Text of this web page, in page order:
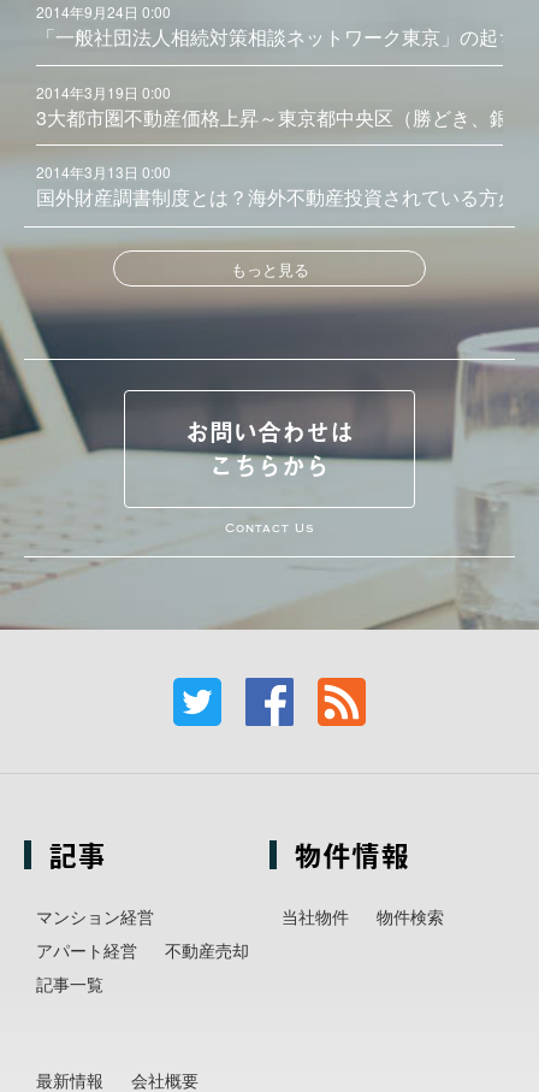
2014年9月24日 0:00
「一般社団法人相続対策相談ネットワーク東京」の起ち
2014年3月19日 0:00
3大都市圏不動産価格上昇～東京都中央区（勝どき、銀座
2014年3月13日 0:00
国外財産調書制度とは？海外不動産投資されている方必見
もっと見る
お問い合わせは
こちらから
Contact Us
記事
マンション経営
アパート経営
不動産売却
記事一覧
物件情報
当社物件 物件検索
最新情報 会社概要